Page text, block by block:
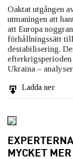
Oaktat utgången
utmaningen att
att Europa
förhållningssätt
destabilisering.
Ukraina –
Ladda ner
MYCKET